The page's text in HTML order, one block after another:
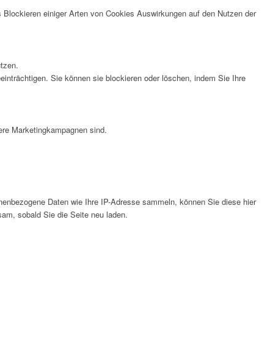
einiger Arten von Cookies Auswirkungen auf den Nutzen der
Sie können sie blockieren oder löschen, indem Sie Ihre
Marketingkampagnen sind.
Daten wie Ihre IP-Adresse sammeln, können Sie diese hier
sobald Sie die Seite neu laden.